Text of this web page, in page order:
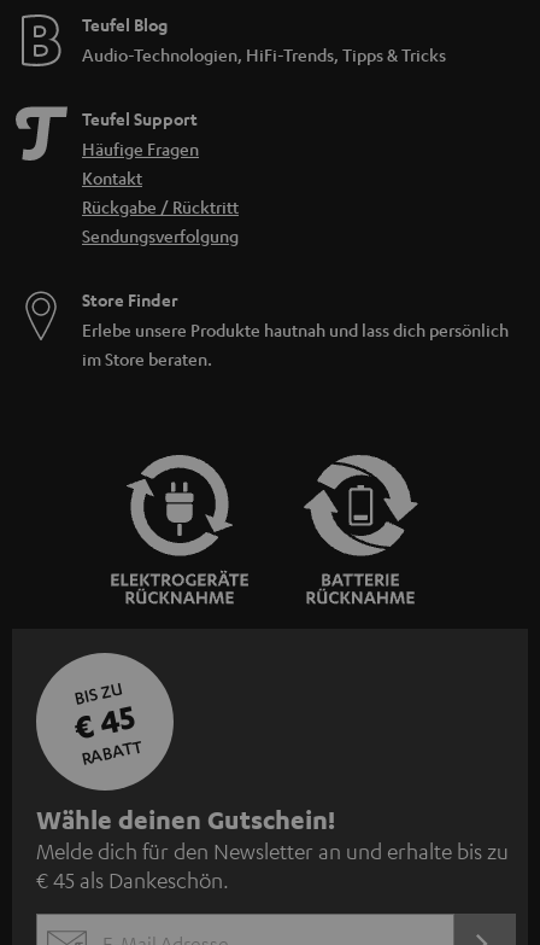
Teufel Blog
Audio-Technologien, HiFi-Trends, Tipps & Tricks
Teufel Support
Häufige Fragen
Kontakt
Rückgabe / Rücktritt
Sendungsverfolgung
Store Finder
Erlebe unsere Produkte hautnah und lass dich persönlich
im Store beraten.
BIS ZU
€ 45
RABATT
N
e
w
s
Wähle deinen Gutschein!
Melde dich für den Newsletter an und erhalte bis zu
€ 45 als Dankeschön.